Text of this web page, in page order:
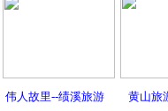
伟人故里--绩溪旅游 黄山旅